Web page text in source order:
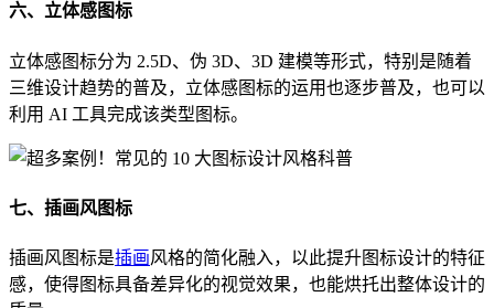
六、立体感图标
立体感图标分为 2.5D、伪 3D、3D 建模等形式，特别是随着
三维设计趋势的普及，立体感图标的运用也逐步普及，也可以
利用 AI 工具完成该类型图标。
七、插画风图标
插画风图标是插画风格的简化融入，以此提升图标设计的特征
感，使得图标具备差异化的视觉效果，也能烘托出整体设计的